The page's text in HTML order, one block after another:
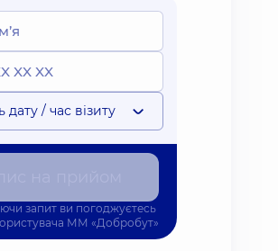
дату / час візиту
запит ви погоджуєтесь
ММ «Добробут»